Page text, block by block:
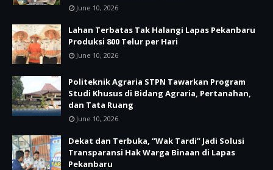
June 10, 2026
Lahan Terbatas Tak Halangi Lapas Pekanbaru
Produksi 800 Telur per Hari
June 10, 2026
Politeknik Agraria STPN Tawarkan Program
Studi Khusus di Bidang Agraria, Pertanahan,
dan Tata Ruang
June 10, 2026
Dekat dan Terbuka, “Wak Tardi” Jadi Solusi
Transparansi Hak Warga Binaan di Lapas
Pekanbaru